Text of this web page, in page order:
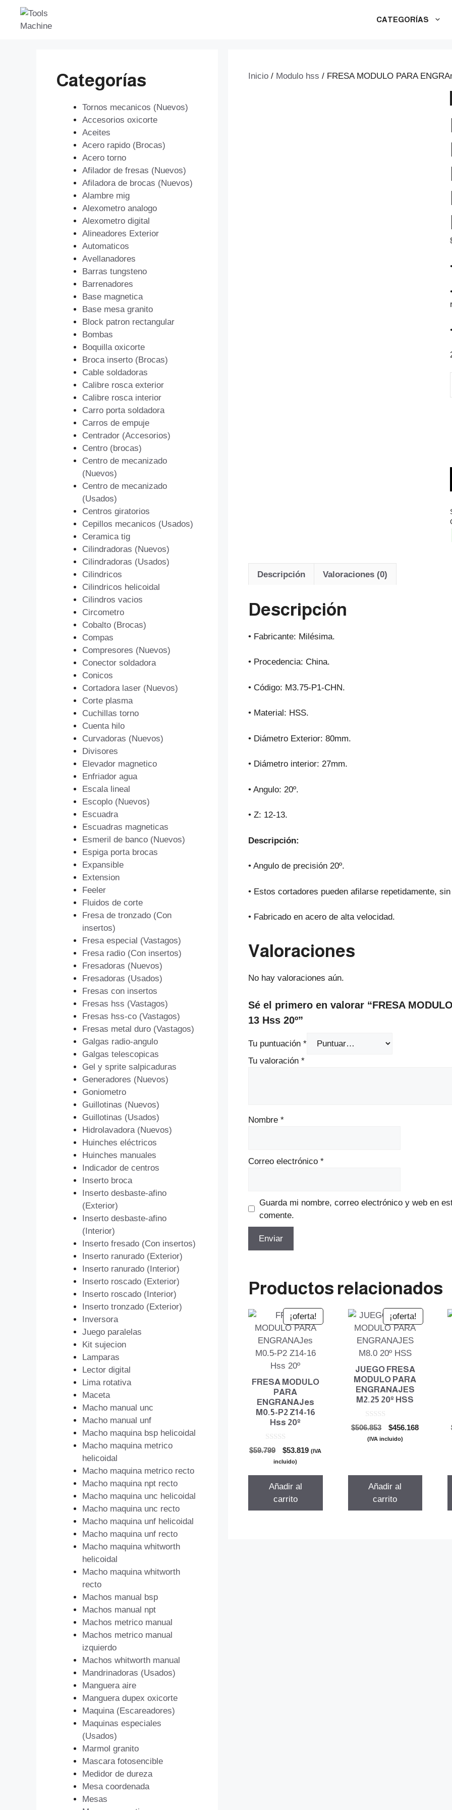
Saltar
contenido
CATEGORÍAS
Inicio / Modulo hss / FRESA MODULO PARA
Descripción Valoraciones (0)
Descripción
• Fabricante: Milésima.
• Procedencia: China.
• Código: M3.75-P1-CHN.
• Material: HSS.
• Diámetro Exterior: 80mm.
• Diámetro interior: 27mm.
• Angulo: 20º.
• Z: 12-13.
Descripción:
• Angulo de precisión 20º.
• Estos cortadores pueden afilarse repetidamente,
• Fabricado en acero de alta velocidad.
Valoraciones
No hay valoraciones aún.
Sé el primero en valorar “FRESA
13 Hss 20º”
Tu puntuación *
Tu valoración *
Nombre *
Correo electrónico *
Guarda mi nombre, correo electrónico y web en
comente.
Productos relacionados
¡oferta!
FRESA MODULO
PARA
ENGRANAJes
M0.5-P2 Z14-16
Hss 20º
0
d
$59.799
El
precio
era:
$59.799.
$53.819El(IVA
incluido)
Añadir al
carrito
¡oferta!
JUEGO FRESA
MODULO PARA
ENGRANAJES
M2.25 20º HSS
0
d
e
$506.853
El
precio
$456.168El
(IVA incluido)
Añadir al
carrito
Categorías
Tornos mecanicos (Nuevos)
Accesorios oxicorte
Aceites
Acero rapido (Brocas)
Acero torno
Afilador de fresas (Nuevos)
Afiladora de brocas (Nuevos)
Alambre mig
Alexometro analogo
Alexometro digital
Alineadores Exterior
Automaticos
Avellanadores
Barras tungsteno
Barrenadores
Base magnetica
Base mesa granito
Block patron rectangular
Bombas
Boquilla oxicorte
Broca inserto (Brocas)
Cable soldadoras
Calibre rosca exterior
Calibre rosca interior
Carro porta soldadora
Carros de empuje
Centrador (Accesorios)
Centro (brocas)
Centro de mecanizado
(Nuevos)
Centro de mecanizado
(Usados)
Centros giratorios
Cepillos mecanicos (Usados)
Ceramica tig
Cilindradoras (Nuevos)
Cilindradoras (Usados)
Cilindricos
Cilindricos helicoidal
Cilindros vacios
Circometro
Cobalto (Brocas)
Compas
Compresores (Nuevos)
Conector soldadora
Conicos
Cortadora laser (Nuevos)
Corte plasma
Cuchillas torno
Cuenta hilo
Curvadoras (Nuevos)
Divisores
Elevador magnetico
Enfriador agua
Escala lineal
Escoplo (Nuevos)
Escuadra
Escuadras magneticas
Esmeril de banco (Nuevos)
Espiga porta brocas
Expansible
Extension
Feeler
Fluidos de corte
Fresa de tronzado (Con
insertos)
Fresa especial (Vastagos)
Fresa radio (Con insertos)
Fresadoras (Nuevos)
Fresadoras (Usados)
Fresas con insertos
Fresas hss (Vastagos)
Fresas hss-co (Vastagos)
Fresas metal duro (Vastagos)
Galgas radio-angulo
Galgas telescopicas
Gel y sprite salpicaduras
Generadores (Nuevos)
Goniometro
Guillotinas (Nuevos)
Guillotinas (Usados)
Hidrolavadora (Nuevos)
Huinches eléctricos
Huinches manuales
Indicador de centros
Inserto broca
Inserto desbaste-afino
(Exterior)
Inserto desbaste-afino
(Interior)
Inserto fresado (Con insertos)
Inserto ranurado (Exterior)
Inserto ranurado (Interior)
Inserto roscado (Exterior)
Inserto roscado (Interior)
Inserto tronzado (Exterior)
Inversora
Juego paralelas
Kit sujecion
Lamparas
Lector digital
Lima rotativa
Maceta
Macho manual unc
Macho manual unf
Macho maquina bsp helicoidal
Macho maquina metrico
helicoidal
Macho maquina metrico recto
Macho maquina npt recto
Macho maquina unc helicoidal
Macho maquina unc recto
Macho maquina unf helicoidal
Macho maquina unf recto
Macho maquina whitworth
helicoidal
Macho maquina whitworth
recto
Machos manual bsp
Machos manual npt
Machos metrico manual
Machos metrico manual
izquierdo
Machos whitworth manual
Mandrinadoras (Usados)
Manguera aire
Manguera dupex oxicorte
Maquina (Escareadores)
Maquinas especiales
(Usados)
Marmol granito
Mascara fotosencible
Medidor de dureza
Mesa coordenada
Mesas